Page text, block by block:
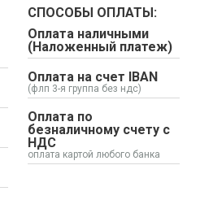
СПОСОБЫ ОПЛАТЫ:
Оплата наличными
(Наложенный платеж)
Оплата на счет IBAN
(флп 3-я группа без ндс)
Оплата по
безналичному счету с
НДС
оплата картой любого банка